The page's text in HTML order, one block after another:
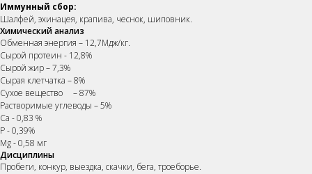
Иммунный сбор:
Шалфей, эхинацея, крапива, чеснок, шиповник.
Химический анализ
Обменная энергия – 12,7Мдж/кг.
Сырой протеин - 12,8%
Сырой жир – 7,3%
Сырая клетчатка – 8%
Сухое вещество – 87%
Растворимые углеводы – 5%
Са - 0,83 %
Р - 0,39%
Mg - 0,58 мг
Дисциплины
Пробеги, конкур, выездка, скачки, бега, троеборье.
Наши менеджеры подберут
сбалансированный рацион, подходящий
именно вашей лошади
ОСТАВЬТЕ ЗАЯВКУ